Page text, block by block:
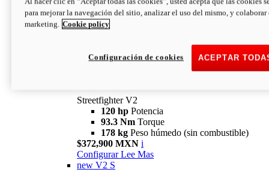
Streetfighter V2
120 hp Potencia
93.3 Nm Torque
178 kg Peso húmedo (sin combustible)
$372,900 MXN i
Configurar Lee Mas
new V2 S
para mejorar la navegación del sitio, analizar el uso del mismo, y colaborar
marketing. Cookie policy
ACEPTAR
Configuración de cookies